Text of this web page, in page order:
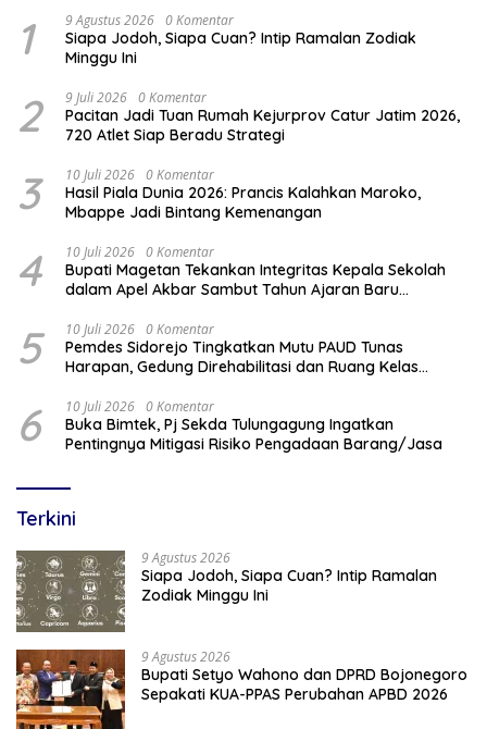
1 9 Agustus 2026 0 Komentar
Siapa Jodoh, Siapa Cuan? Intip Ramalan Zodiak
Minggu Ini
2 9 Juli 2026 0 Komentar
Pacitan Jadi Tuan Rumah Kejurprov Catur Jatim 2026,
720 Atlet Siap Beradu Strategi
3 10 Juli 2026 0 Komentar
Hasil Piala Dunia 2026: Prancis Kalahkan Maroko,
Mbappe Jadi Bintang Kemenangan
4 10 Juli 2026 0 Komentar
Bupati Magetan Tekankan Integritas Kepala Sekolah
dalam Apel Akbar Sambut Tahun Ajaran Baru
5 10 Juli 2026 0 Komentar
Pemdes Sidorejo Tingkatkan Mutu PAUD Tunas
Harapan, Gedung Direhabilitasi dan Ruang Kelas
6 10 Juli 2026 0 Komentar
Buka Bimtek, Pj Sekda Tulungagung Ingatkan
Pentingnya Mitigasi Risiko Pengadaan Barang/Jasa
Terkini
9 Agustus 2026
Siapa Jodoh, Siapa Cuan? Intip Ramalan
Zodiak Minggu Ini
9 Agustus 2026
Bupati Setyo Wahono dan DPRD Bojonegoro
Sepakati KUA-PPAS Perubahan APBD 2026